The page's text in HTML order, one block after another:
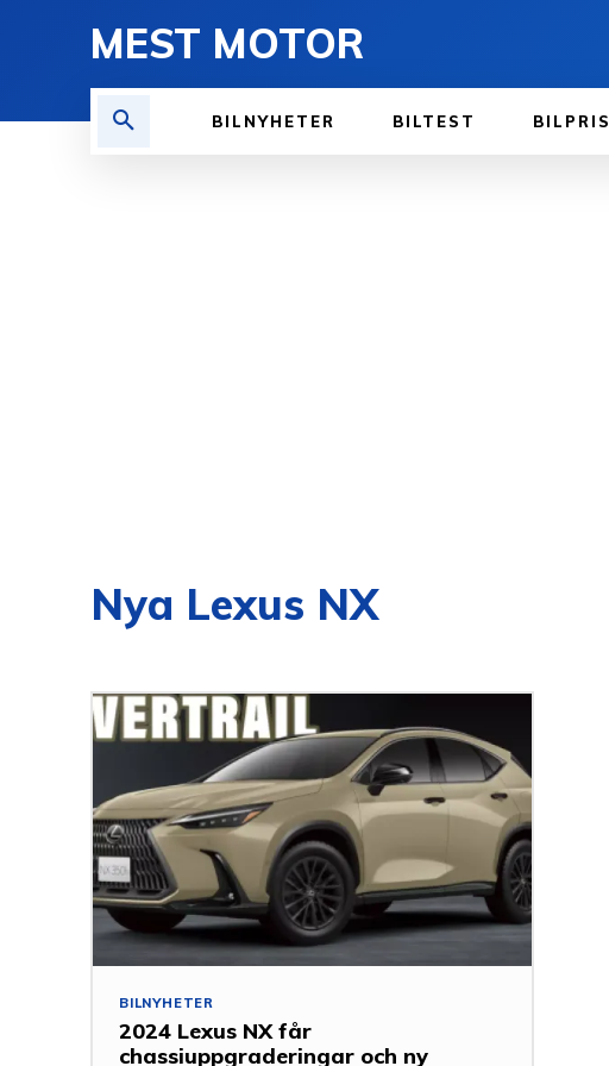
MEST MOTOR
BILNYHETER BILTEST BILPRIS
Nya Lexus NX
BILNYHETER
2024 Lexus NX får
chassiuppgraderingar och ny